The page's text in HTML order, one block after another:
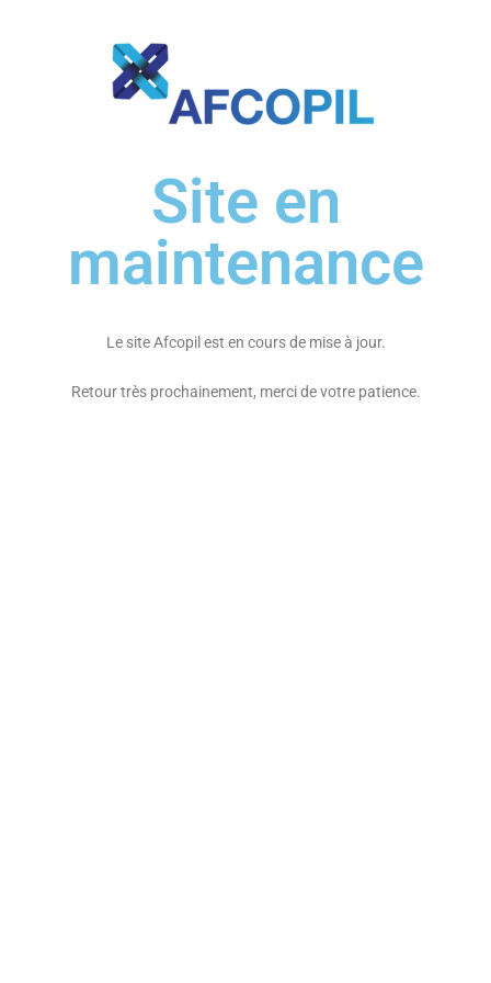
Site en
maintenance
Le site Afcopil est en cours de mise à jour.
Retour très prochainement, merci de votre patience.